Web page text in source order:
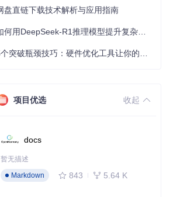
盘直链下载技术解析与应用指南
项目优选 收起
docs
暂无描述
Markdown
843 5.64 K